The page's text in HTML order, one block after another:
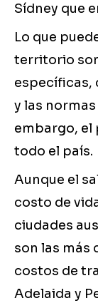
Sídney que
Lo que
territorio
específicas,
y las
embargo, el
todo el país.
Aunque el
costo de
ciudades
son las más
costos de
Adelaida y